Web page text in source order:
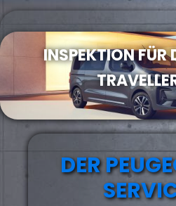
INSPEKTION FÜR
DER